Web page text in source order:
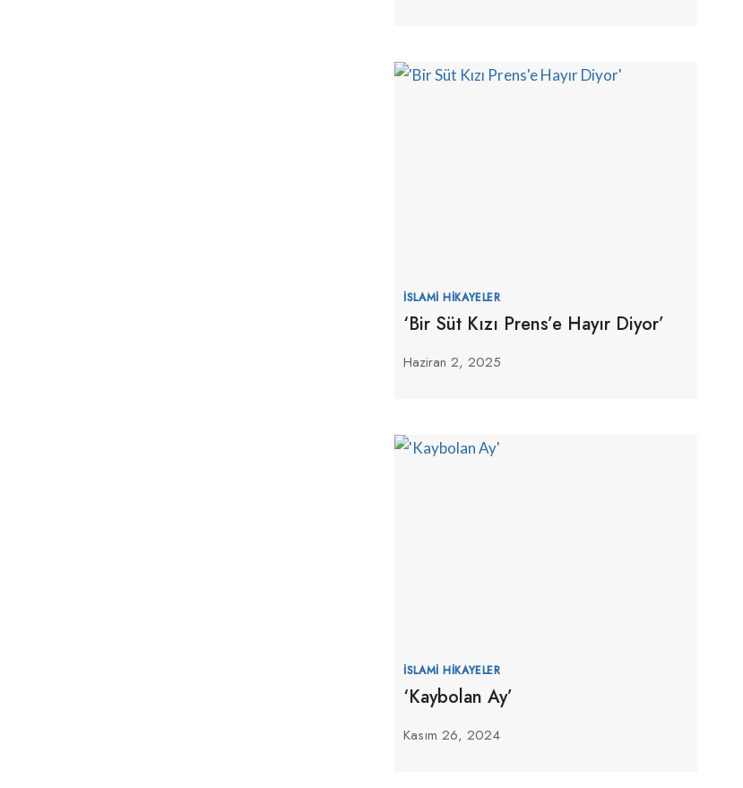
İSLAMI HIKAYELER
‘Bir Süt Kızı Prens’e Hayır Diyor’
Haziran 2, 2025
İSLAMI HIKAYELER
‘Kaybolan Ay’
Kasım 26, 2024